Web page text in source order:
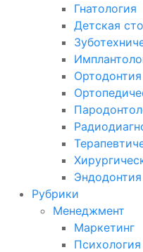
Гнатология
Детская
Ортодонтия
Эндодонтия
Рубрики
Менеджмент
Маркетинг
Психология